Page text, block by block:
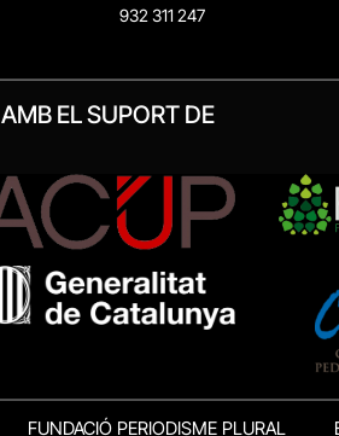
932 311 247
AMB EL SUPORT DE
FUNDACIÓ PERIODISME PLURAL